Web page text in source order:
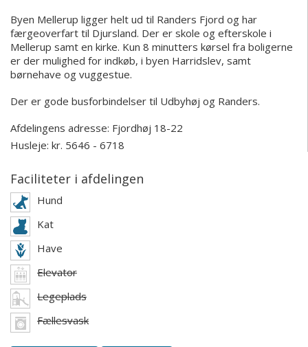
Byen Mellerup ligger helt ud til Randers Fjord og har
færgeoverfart til Djursland. Der er skole og efterskole i
Mellerup samt en kirke. Kun 8 minutters kørsel fra boligerne
er der mulighed for indkøb, i byen Harridslev, samt
børnehave og vuggestue.
Der er gode busforbindelser til Udbyhøj og Randers.
Afdelingens adresse: Fjordhøj 18-22
Husleje: kr. 5646 - 6718
Faciliteter i afdelingen
Hund
Kat
Have
Elevator
Legeplads
Fællesvask